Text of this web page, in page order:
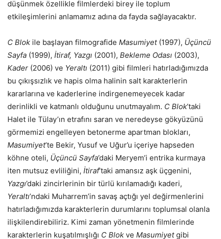
düşünmek özellikle filmlerdeki birey ile toplum
etkileşimlerini anlamamız adına da fayda sağlayacaktır.
C Blok ile başlayan filmografide Masumiyet(1997), Üçüncü
Sayfa (1999), İtiraf, Yazgı (2001), Bekleme Odası (2003),
Kader (2006) ve Yeraltı (2011) gibi filmleri hatırladığımızda
bu çıkışsızlık ve hapis olma halinin salt karakterlerin
kararlarına ve kaderlerine indirgenemeyecek kadar
derinlikli ve katmanlı olduğunu unutmayalım. C Blok’taki
Halet ile Tülay’ın etrafını saran ve neredeyse gökyüzünü
görmemizi engelleyen betonerme apartman blokları,
Masumiyet’te Bekir, Yusuf ve Uğur’u içeriye hapseden
köhne oteli, Üçüncü Sayfa’daki Meryem’i entrika kurmaya
iten mutsuz evliliğini, İtiraf’taki amansız aşk üçgenini,
Yazgı’daki zincirlerinin bir türlü kırılamadığı kaderi,
Yeraltı’ndaki Muharrem’in savaş açtığı yel değirmenlerini
hatırladığımızda karakterlerin durumlarını toplumsal olanla
ilişkilendirebiliriz. Kimi zaman yönetmenin filmlerinde
karakterlerin kuşatılmışlığı C Blok ve Masumiyetgibi